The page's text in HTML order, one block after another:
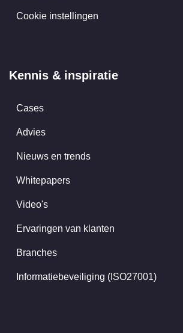
Cookie instellingen
Kennis & inspiratie
Cases
Advies
Nieuws en trends
Whitepapers
Video's
Ervaringen van klanten
Branches
Informatiebeveiliging (ISO27001)